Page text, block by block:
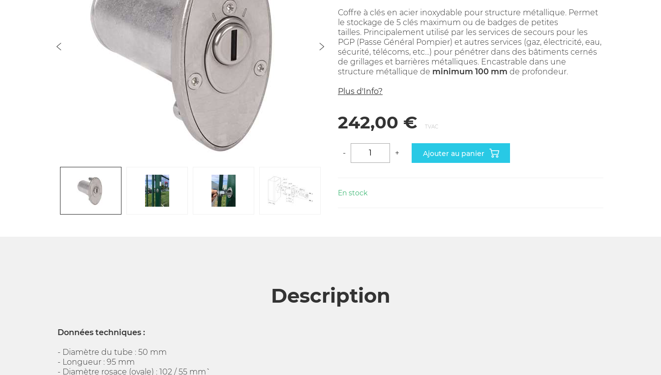
Coffre à clés en acier inoxydable pour structure métallique. Permet
le stockage de 5 clés maximum ou de badges de petites
tailles. Principalement utilisé par les services de secours pour les
PGP (Passe Général Pompier) et autres services (gaz, électricité, eau,
sécurité, télécoms, etc...) pour pénétrer dans des bâtiments cernés
de grillages et barrières métalliques. Encastrable dans une
structure métallique de minimum 100 mm de profondeur.
Plus d'Info?
242,00 € TVAC
- + Ajouter au panier
En stock
Description
Données techniques :
- Diamètre du tube : 50 mm
- Longueur : 95 mm
- Diamètre rosace (ovale) : 102 / 55 mm``